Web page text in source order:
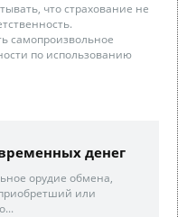
что страхование не
самопроизвольное
по использованию
денег
орудие обмена,
или